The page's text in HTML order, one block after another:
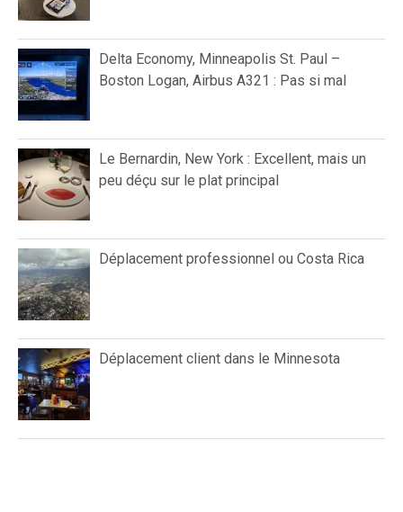
Delta Economy, Minneapolis St. Paul –
Boston Logan, Airbus A321 : Pas si mal
Le Bernardin, New York : Excellent, mais un
peu déçu sur le plat principal
Déplacement professionnel ou Costa Rica
Déplacement client dans le Minnesota